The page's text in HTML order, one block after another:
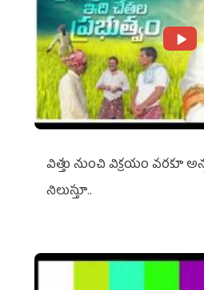
విత్తు నుంచి విక్రయం వరకూ
నిలుస్తూ..